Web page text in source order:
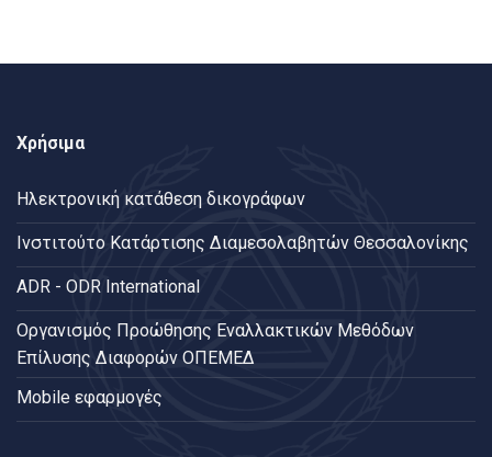
Χρήσιμα
Ηλεκτρονική κατάθεση δικογράφων
Ινστιτούτο Κατάρτισης Διαμεσολαβητών Θεσσαλονίκης
ADR - ODR International
Oργανισμός Προώθησης Εναλλακτικών Μεθόδων
Επίλυσης Διαφορών ΟΠΕΜΕΔ
Mobile εφαρμογές